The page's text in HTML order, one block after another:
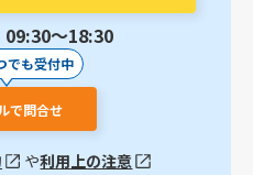
09:30〜18:30
でも受付中
で問合せ
や利用上の注意